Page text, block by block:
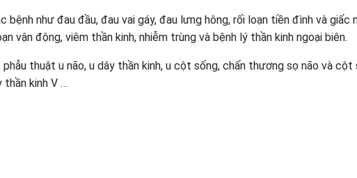
bệnh như đau đầu, đau vai gáy, đau lưng hông, rối loạn tiền đình và
vận động, viêm thần kinh, nhiễm trùng và bệnh lý thần kinh ngoại biên.
thuật u não, u dây thần kinh, u cột sống, chấn thương sọ não và
kinh V …